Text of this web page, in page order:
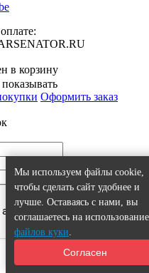
Мы используем файлы cookie,
чтобы сделать сайт удобнее и
лучше. Оставаясь с нами, вы
соглашаетесь на использование
файлов куки.
Согласен
в корзину
Оформить заказ